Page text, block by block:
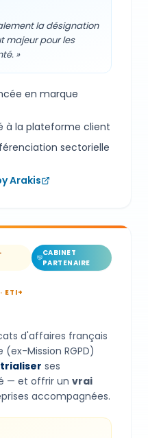
la désignation
majeur pour les
»
en marque
à la plateforme client
sectorielle
Arakis
CABINET
PARTENAIRE
ETI+
d'affaires français
Mission RGPD)
ses
— et offrir un vrai
accompagnées.